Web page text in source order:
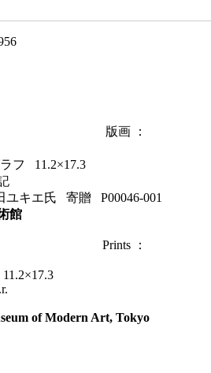
版画 ：
フ 11.2×17.3
ユキエ氏 寄贈 P00046-001
館
Prints ：
of Modern Art, Tokyo